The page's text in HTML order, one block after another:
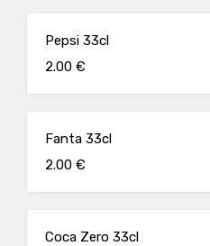
Pepsi 33cl
2.00 €
Fanta 33cl
2.00 €
Coca Zero 33cl